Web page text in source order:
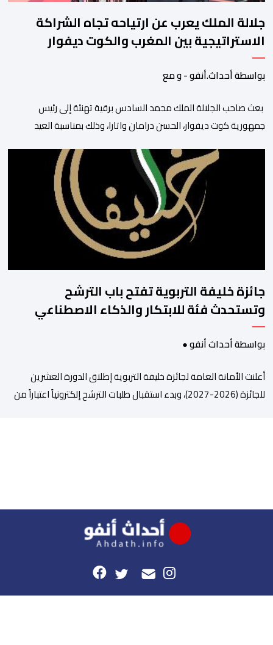
جلالة الملك يعرب عن ارتياحه تجاه الشراكة
الاستراتيجية بين المغرب والكوت ديفوار
بواسطة أحداث.أنفو - و مع
بعث صاحب الجلالة الملك محمد السادس برقية تهنئة إلى رئيس
جمهورية كوت ديفوار، الحسن درامان واتارا، وذلك بمناسبة العيد
للسيد واتارا، مقرونة بأصدق متمنيات جلالته بموصول التقدم والازدهار
للشعب الإيفواري. ومما جاء في برقية جلالة الملك “لقد تمكنت
المملكة المغربية وجمهورية كوت ديفوار، بحكم […]
جائزة خليفة التربوية تفتح باب الترشح
وتستحدث فئة للابتكار والذكاء الاصطناعي
بواسطة أحداث أنفو ●
أعلنت الأمانة العامة لجائزة خليفة التربوية إطلاق الدورة العشرين
للجائزة (2026-2027)، وبدء استقبال طلبات الترشح إلكترونياً اعتباراً من